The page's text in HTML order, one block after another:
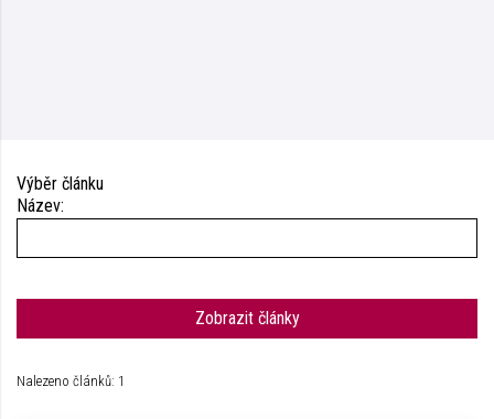
Výběr článku
Název:
Zobrazit články
Nalezeno článků: 1